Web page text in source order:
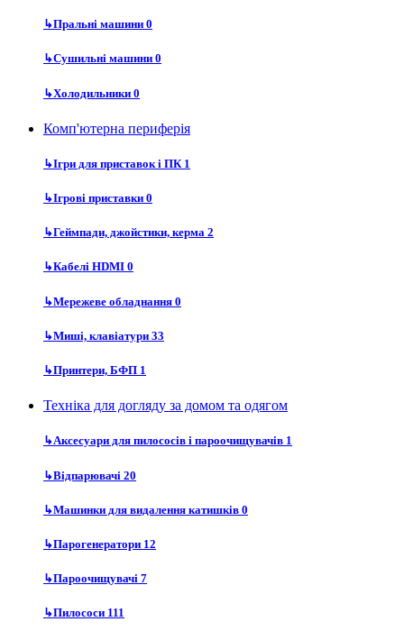
↳Пральні машини 0
↳Сушильні машини 0
↳Холодильники 0
Комп'ютерна периферія
↳Ігри для приставок і ПК 1
↳Ігрові приставки 0
↳Геймпади, джойстики, керма 2
↳Кабелі HDMI 0
↳Мережеве обладнання 0
↳Миші, клавіатури 33
↳Принтери, БФП 1
Техніка для догляду за домом та одягом
↳Аксесуари для пилососів і пароочищувачів 1
↳Відпарювачі 20
↳Машинки для видалення катишків 0
↳Парогенератори 12
↳Пароочищувачі 7
↳Пилососи 111